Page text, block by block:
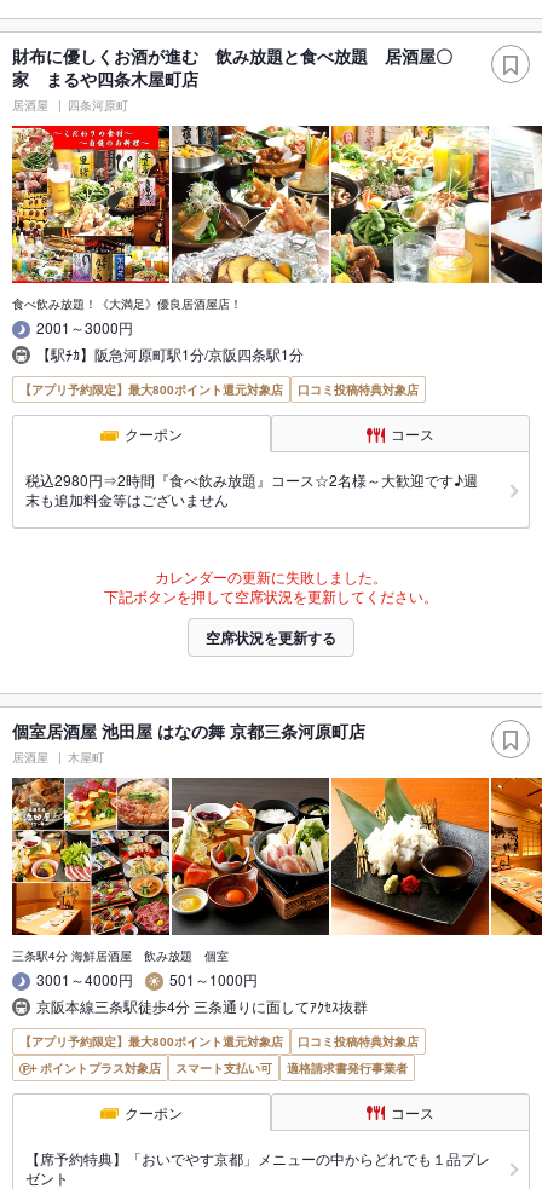
財布に優しくお酒が進む 飲み放題と食べ放題 居酒屋〇
家 まるや四条木屋町店
居酒屋 四条河原町
食べ飲み放題！《大満足》優良居酒屋店！
2001～3000円
【駅ﾁｶ】阪急河原町駅1分/京阪四条駅1分
【アプリ予約限定】最大800ポイント還元対象店 口コミ投稿特典対象店
クーポン コース
税込2980円⇒2時間『食べ飲み放題』コース☆2名様～大歓迎です♪週
末も追加料金等はございません
カレンダーの更新に失敗しました。
下記ボタンを押して空席状況を更新してください。
空席状況を更新する
個室居酒屋 池田屋 はなの舞 京都三条河原町店
居酒屋 木屋町
三条駅4分 海鮮居酒屋 飲み放題 個室
3001～4000円
501～1000円
京阪本線三条駅徒歩4分 三条通りに面してｱｸｾｽ抜群
【アプリ予約限定】最大800ポイント還元対象店
口コミ投稿特典対象店
ポイントプラス対象店
スマート支払い可 適格請求書発行事業者
クーポン コース
【席予約特典】「おいでやす京都」メニューの中からどれでも１品プレ
ゼント